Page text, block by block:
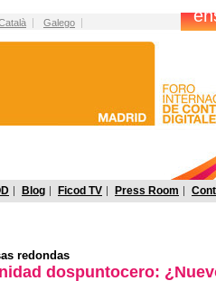
Galego
redondas
dospuntocero:
Blog Ficod TV Press Room